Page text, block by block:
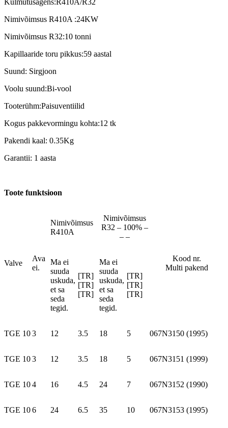
Külmutusagens:R410A/R32
Nimivõimsus R410A :24KW
Nimivõimsus R32:10 tonni
Kapillaaride toru pikkus:59 aastal
Suund: Sirgjoon
Voolu suund:Bi-vool
Tooterühm:Paisuventiilid
Kogus pakkevormingu kohta:12 tk
Pakendi kaal: 0.35Kg
Garantii: 1 aasta
Toote funktsioon
Valve
Ava
ei.
Nimivõimsus
R410A
Nimivõimsus
R32 – 100% –
– –
Kood nr.
Multi pakend
Ma ei
suuda
uskuda,
et sa
seda
tegid.
[TR]
[TR]
[TR]
Ma ei
suuda
uskuda,
et sa
seda
tegid.
[TR]
[TR]
[TR]
TGE 103 12 3.5 18 5 067N3150 (1995)
TGE 103 12 3.5 18 5 067N3151 (1999)
TGE 104 16 4.5 24 7 067N3152 (1990)
TGE 106 24 6.5 35 10 067N3153 (1995)